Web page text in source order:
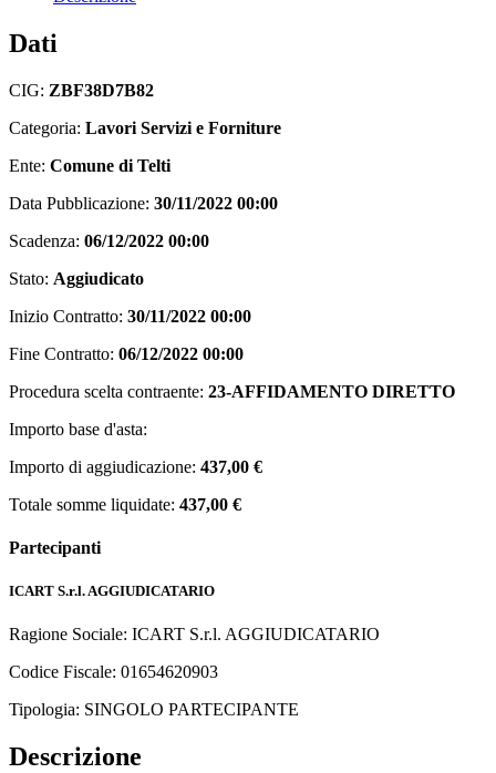
Dati
CIG: ZBF38D7B82
Categoria: Lavori Servizi e Forniture
Ente: Comune di Telti
Data Pubblicazione: 30/11/2022 00:00
Scadenza: 06/12/2022 00:00
Stato: Aggiudicato
Inizio Contratto: 30/11/2022 00:00
Fine Contratto: 06/12/2022 00:00
Procedura scelta contraente: 23-AFFIDAMENTO DIRETTO
Importo base d'asta:
Importo di aggiudicazione: 437,00 €
Totale somme liquidate: 437,00 €
Partecipanti
ICART S.r.l.AGGIUDICATARIO
Ragione Sociale: ICART S.r.l. AGGIUDICATARIO
Codice Fiscale: 01654620903
Tipologia: SINGOLO PARTECIPANTE
Descrizione